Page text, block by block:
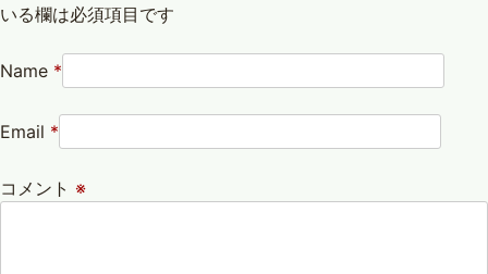
いる欄は必須項目です
Name *
Email *
コメント ※